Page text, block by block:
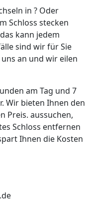
in ? Oder
Schloss stecken
kann jedem
sind wir für Sie
an und wir eilen
am Tag und 7
Wir bieten Ihnen den
Preis. aussuchen,
Schloss entfernen
Ihnen die Kosten